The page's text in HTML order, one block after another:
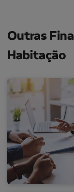
Outras
Habitação
Faça uma nova